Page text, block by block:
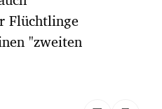
Flüchtlinge
"zweiten